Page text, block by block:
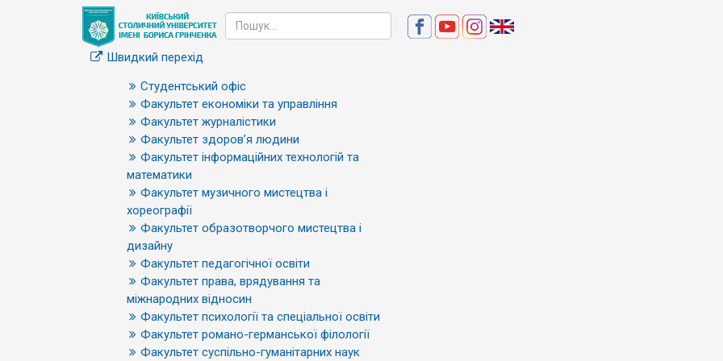
Швидкий перехід
Студентський офіс
Факультет економіки та управління
Факультет журналістики
Факультет здоров’я людини
Факультет інформаційних технологій та
математики
Факультет музичного мистецтва і
хореографії
Факультет образотворчого мистецтва і
дизайну
Факультет педагогічної освіти
Факультет права, врядування та
міжнародних відносин
Факультет психології та спеціальної освіти
Факультет романо-германської філології
Факультет суспільно-гуманітарних наук